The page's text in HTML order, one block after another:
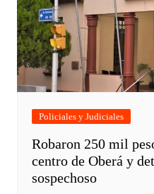
Policiales y Judiciales
Robaron 250 mil
centro de Oberá y
sospechoso